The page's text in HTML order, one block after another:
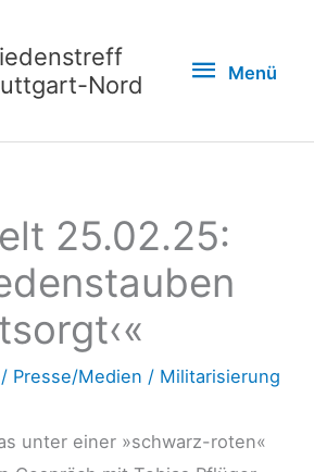
Nord
Menü
Menü
25.02.25:
/ Presse/Medien / Militarisierung
unter einer »schwarz-roten«